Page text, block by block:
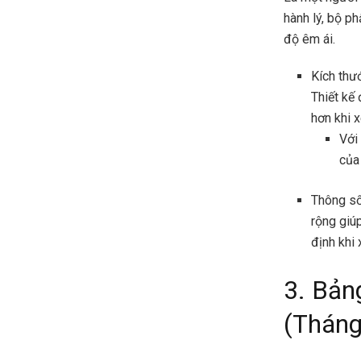
hành lý, bộ
độ êm ái.
Kích
Thiết kế
hơn khi
Với
Thông
rộng
định khi
3.